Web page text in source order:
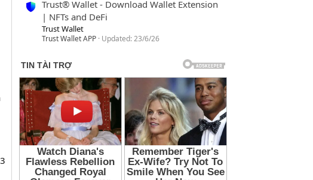
Trust® Wallet - Download Wallet Extension
| NFTs and DeFi
Trust Wallet
Trust Wallet APP Updated:23/6/26